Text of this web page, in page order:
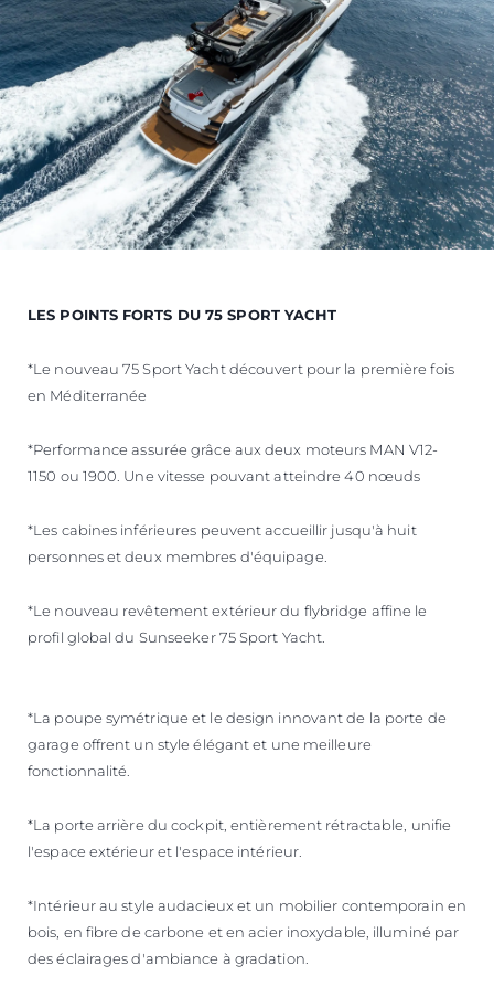
LES POINTS FORTS DU 75 SPORT YACHT
*Le nouveau 75 Sport Yacht découvert pour la première fois
en Méditerranée
*Performance assurée grâce aux deux moteurs MAN V12-
1150 ou 1900. Une vitesse pouvant atteindre 40 nœuds
*Les cabines inférieures peuvent accueillir jusqu'à huit
personnes et deux membres d'équipage.
*Le nouveau revêtement extérieur du flybridge affine le
profil global du Sunseeker 75 Sport Yacht.
*La poupe symétrique et le design innovant de la porte de
garage offrent un style élégant et une meilleure
fonctionnalité.
*La porte arrière du cockpit, entièrement rétractable, unifie
l'espace extérieur et l'espace intérieur.
*Intérieur au style audacieux et un mobilier contemporain en
bois, en fibre de carbone et en acier inoxydable, illuminé par
des éclairages d'ambiance à gradation.